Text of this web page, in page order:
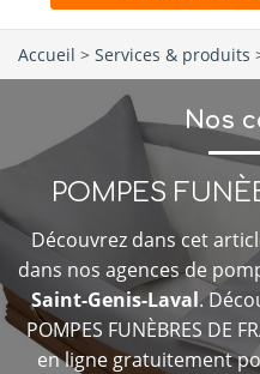
Accueil > Services & produits
Nos
POMPES
Découvrez dans cet
dans nos agences de
Saint-Genis-Laval.
POMPES FUNÈBRES DE
en ligne gratuitement